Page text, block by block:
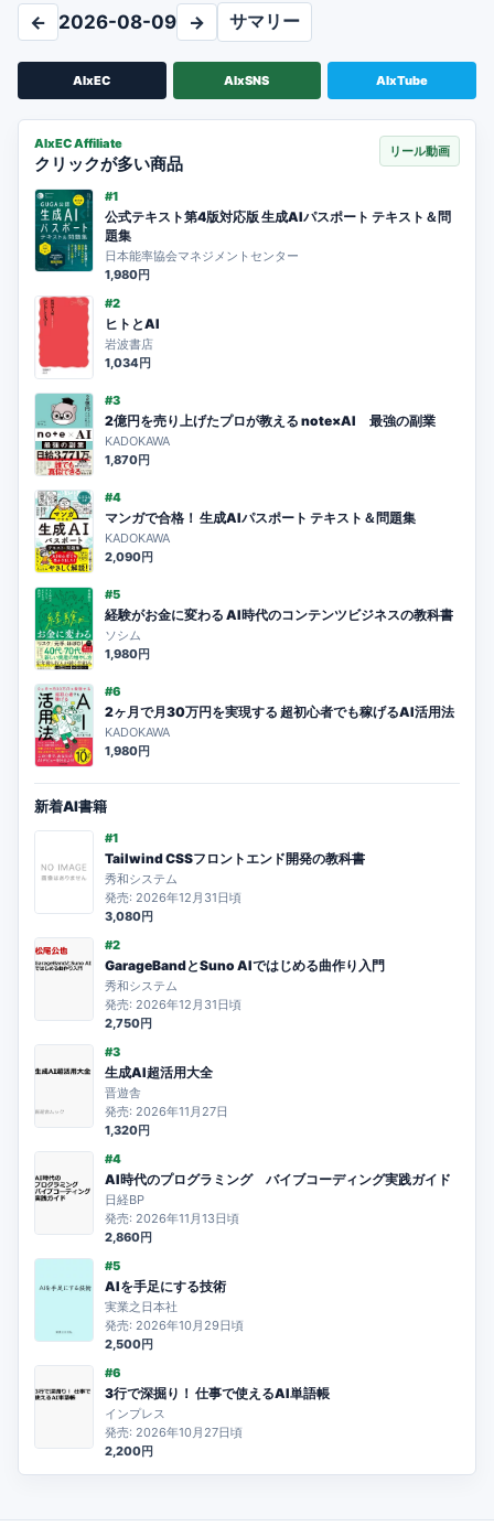
← 2026-08-09 → サマリー
AIxEC AIxSNS AIxTube
AIxEC Affiliate
クリックが多い商品
リール動画
#1
公式テキスト第4版対応版 生成AIパスポート テキスト＆問
題集
日本能率協会マネジメントセンター
1,980円
#2
ヒトとAI
岩波書店
1,034円
#3
2億円を売り上げたプロが教える note×AI 最強の副業
KADOKAWA
1,870円
#4
マンガで合格！ 生成AIパスポート テキスト＆問題集
KADOKAWA
2,090円
#5
経験がお金に変わる AI時代のコンテンツビジネスの教科書
ソシム
1,980円
#6
2ヶ月で月30万円を実現する 超初心者でも稼げるAI活用法
KADOKAWA
1,980円
新着AI書籍
#1
Tailwind CSSフロントエンド開発の教科書
秀和システム
発売: 2026年12月31日頃
3,080円
#2
GarageBandとSuno AIではじめる曲作り入門
秀和システム
発売: 2026年12月31日頃
2,750円
#3
生成AI超活用大全
晋遊舎
発売: 2026年11月27日
1,320円
#4
AI時代のプログラミング バイブコーディング実践ガイド
日経BP
発売: 2026年11月13日頃
2,860円
#5
AIを手足にする技術
実業之日本社
発売: 2026年10月29日頃
2,500円
#6
3行で深掘り！ 仕事で使えるAI単語帳
インプレス
発売: 2026年10月27日頃
2,200円